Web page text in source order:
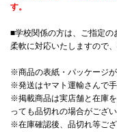
す。
■学校関係の方は、ご指定
柔軟に対応いたしますので
※商品の表紙・パッケージが
※発送はヤマト運輸さんで手
※掲載商品は実店舗と在庫
っても品切れの場合がござい
※在庫確認後、品切れ等ご